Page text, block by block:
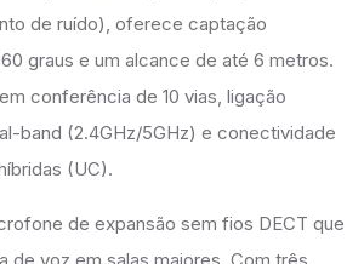
de ruído), oferece captação
graus e um alcance de até 6 metros.
conferência de 10 vias, ligação
band (2.4GHz/5GHz) e conectividade
(UC).
de expansão sem fios DECT que